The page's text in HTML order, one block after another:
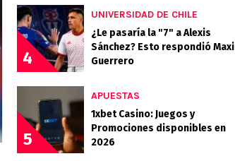
4
UNIVERSIDAD DE CHILE
¿Le pasaría la "7" a Alexis
Sánchez? Esto respondió Maxi
Guerrero
5
APUESTAS
1xbet Casino: Juegos y
Promociones disponibles en
2026